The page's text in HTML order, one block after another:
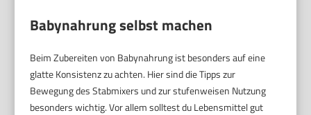
Babynahrung selbst machen
Beim Zubereiten von Babynahrung ist besonders auf eine
glatte Konsistenz zu achten. Hier sind die Tipps zur
Bewegung des Stabmixers und zur stufenweisen Nutzung
besonders wichtig. Vor allem solltest du Lebensmittel gut